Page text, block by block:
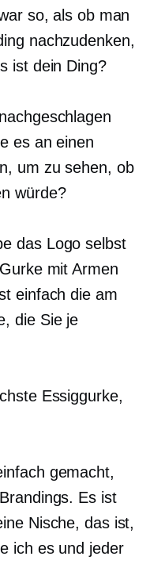
so, als ob man
nachzudenken,
ist dein Ding?
es an einen
um zu sehen, ob
würde?
das Logo selbst
mit Armen
einfach die am
die Sie je
Essiggurke,
gemacht,
Es ist
Nische, das ist,
ich es und jeder